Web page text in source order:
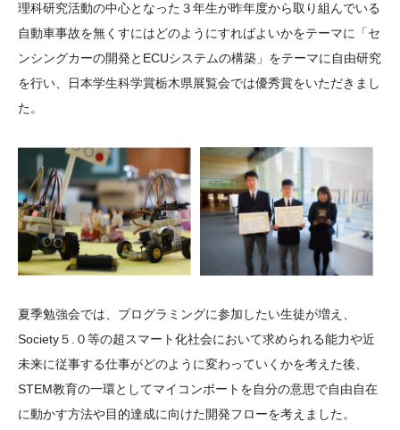
理科研究活動の中心となった３年生が昨年度から取り組んでいる
自動車事故を無くすにはどのようにすればよいかをテーマに「セ
ンシングカーの開発とECUシステムの構築」をテーマに自由研究
を行い、日本学生科学賞栃木県展覧会では優秀賞をいただきまし
た。
夏季勉強会では、プログラミングに参加したい生徒が増え、
Society５.０等の超スマート化社会において求められる能力や近
未来に従事する仕事がどのように変わっていくかを考えた後、
STEM教育の一環としてマイコンボートを自分の意思で自由自在
に動かす方法や目的達成に向けた開発フローを考えました。